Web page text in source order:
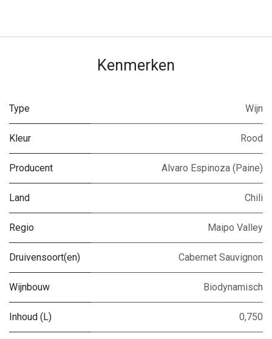
Kenmerken
Type Wijn
Kleur Rood
Producent Alvaro Espinoza (Paine)
Land Chili
Regio Maipo Valley
Druivensoort(en) Cabernet Sauvignon
Wijnbouw Biodynamisch
Inhoud (L) 0,750